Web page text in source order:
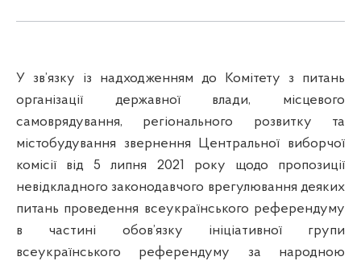
У зв’язку із надходженням до Комітету з питань
організації державної влади, місцевого
самоврядування, регіонального розвитку та
містобудування звернення Центральної виборчої
комісії від 5 липня 2021 року щодо пропозиції
невідкладного законодавчого врегулювання деяких
питань проведення всеукраїнського референдуму
в частині обов’язку ініціативної групи
всеукраїнського референдуму за народною